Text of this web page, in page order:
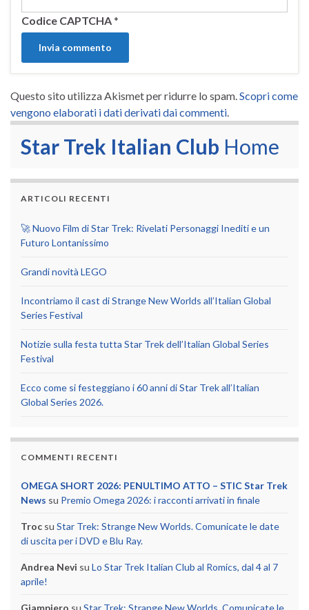
Codice CAPTCHA*
Questo sito utilizza Akismet per ridurre lo spam. Scopri come
vengono elaborati i dati derivati dai commenti
Star Trek Italian Club Home
ARTICOLI RECENTI
🚀 Nuovo Film di Star Trek: Rivelati Personaggi Inediti e un
Futuro Lontanissimo
Grandi novità LEGO
Incontriamo il cast di Strange New Worlds all’Italian Global
Series Festival
Notizie sulla festa tutta Star Trek dell’Italian Global Series
Festival
Ecco come si festeggiano i 60 anni di Star Trek all’Italian
Global Series 2026.
COMMENTI RECENTI
OMEGA SHORT 2026: PENULTIMO ATTO – STIC Star Trek
News su Premio Omega 2026: i racconti arrivati in finale
Troc su Star Trek: Strange New Worlds. Comunicate le date
di uscita per i DVD e Blu Ray.
Andrea Nevi su Lo Star Trek Italian Club al Romics, dal 4 al 7
aprile!
Giampiero su Star Trek: Strange New Worlds. Comunicate le